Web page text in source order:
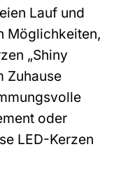
Lauf und
Möglichkeiten,
„Shiny
Zuhause
oder
LED-Kerzen